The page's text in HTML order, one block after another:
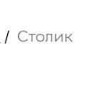
/Столик